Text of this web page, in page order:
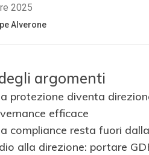
argomenti
protezione diventa
efficace
compliance resta fuori
alla direzione: portare